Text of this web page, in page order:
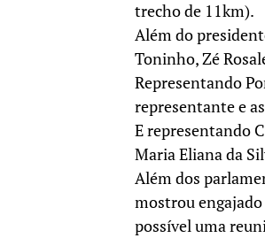
trecho de 11km).
Além do
Toninho, Zé
Representando
representante e
E representando
Maria Eliana da
Além dos
mostrou
possível uma